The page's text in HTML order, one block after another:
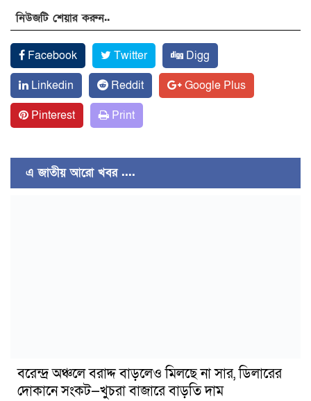
নিউজটি শেয়ার করুন..
Facebook Twitter
Digg
Linkedin
Reddit
Google Plus
Pinterest
Print
এ জাতীয় আরো খবর ....
বরেন্দ্র অঞ্চলে বরাদ্দ বাড়লেও মিলছে না সার, ডিলারের
দোকানে সংকট—খুচরা বাজারে বাড়তি দাম